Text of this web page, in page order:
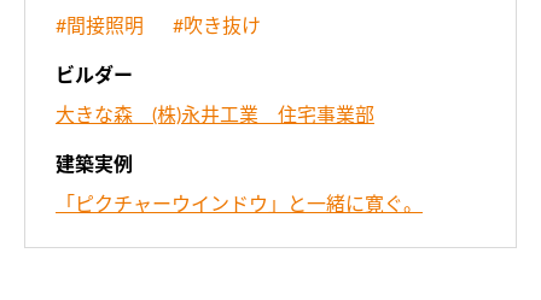
#間接照明 #吹き抜け
ビルダー
大きな森 (株)永井工業 住宅事業部
建築実例
「ピクチャーウインドウ」と一緒に寛ぐ。